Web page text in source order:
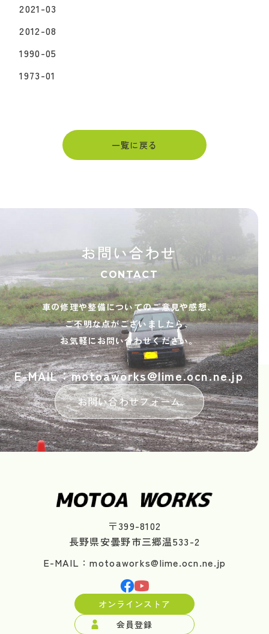
2021-03
2012-08
1990-05
1973-01
一覧に戻る
お問い合わせ
CONTACT
車の修理や整備についてのご意見や感想、
ご不明な点がございましたら、
お気軽にお問い合わせください。
E-MAIL：motoaworks@lime.ocn.ne.jp
お問い合わせフォーム
〒399-8102
長野県安曇野市三郷温533-2
E-MAIL：motoaworks@lime.ocn.ne.jp
オンラインストア
会員登録